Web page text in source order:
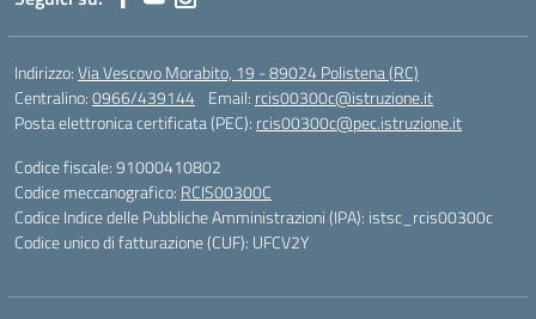
Indirizzo:Via Vescovo Morabito, 19 - 89024 Polistena (RC)
Centralino:0966/439144 Email: rcis00300c@istruzione.it
Posta elettronica certificata (PEC): rcis00300c@pec.istruzione.it
Codice fiscale: 91000410802
Codice meccanografico: RCIS00300C
Codice Indice delle Pubbliche Amministrazioni (IPA): istsc_rcis00300c
Codice unico di fatturazione (CUF): UFCV2Y